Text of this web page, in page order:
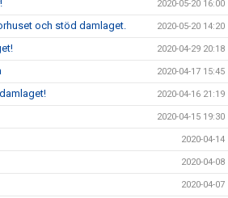
2020-05-20 16:00
och stöd damlaget. 2020-05-20 14:20
2020-04-29 20:18
2020-04-17 15:45
2020-04-16 21:19
2020-04-15 19:30
2020-04-14
2020-04-08
2020-04-07